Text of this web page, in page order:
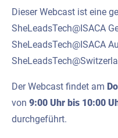
Dieser Webcast ist eine
SheLeadsTech@ISACA
SheLeadsTech@ISACA
Der Webcast findet am
von 9:00 Uhr bis 10:00
durchgeführt.